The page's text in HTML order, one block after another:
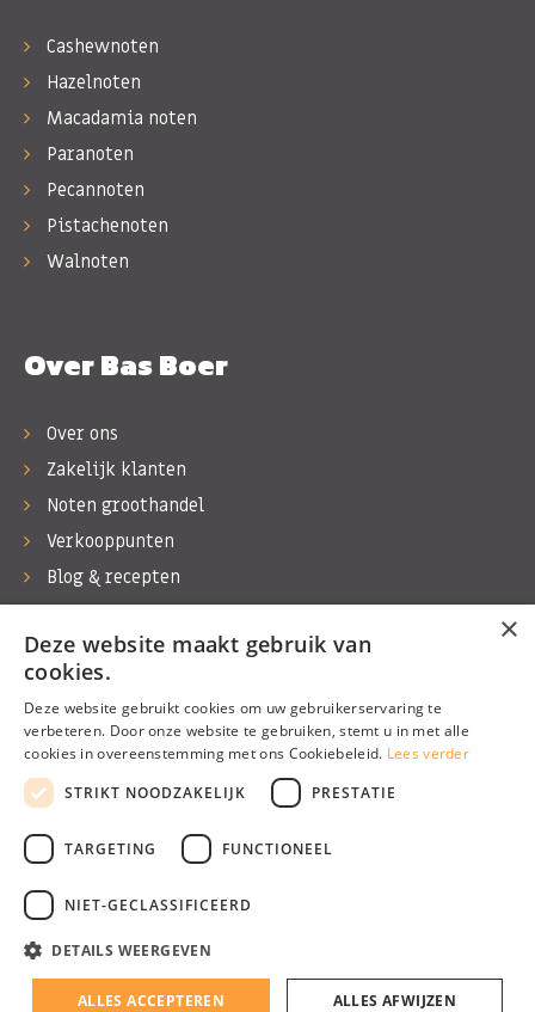
Cashewnoten
Hazelnoten
Macadamia noten
Paranoten
Pecannoten
Pistachenoten
Walnoten
Over Bas Boer
Over ons
Zakelijk klanten
Noten groothandel
Verkooppunten
Blog & recepten
Werken bij Bas Boer Noten
Contact
©1974 - 2026 Bas Boer Noten
Algemene voorwaarden Privacy Policy
×
Deze website maakt gebruik van
cookies.
Deze website gebruikt cookies om uw gebruikerservaring te
verbeteren. Door onze website te gebruiken, stemt u in met alle
cookies in overeenstemming met ons Cookiebeleid. Lees verder
STRIKT NOODZAKELIJK
PRESTATIE
TARGETING FUNCTIONEEL
NIET-GECLASSIFICEERD
DETAILS WEERGEVEN
ALLES ACCEPTEREN ALLES AFWIJZEN